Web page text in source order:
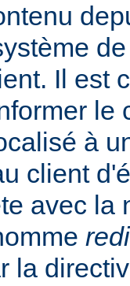
Il est
le
à
client
avec la
la